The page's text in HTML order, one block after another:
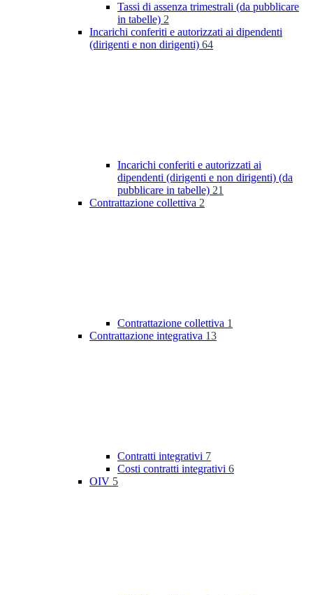
Tassi di assenza trimestrali (da pubblicare
in tabelle) 2
Incarichi conferiti e autorizzati ai dipendenti
(dirigenti e non dirigenti) 64
Incarichi conferiti e autorizzati ai
dipendenti (dirigenti e non dirigenti) (da
pubblicare in tabelle) 21
Contrattazione collettiva 2
Contrattazione collettiva 1
Contrattazione integrativa 13
Contratti integrativi 7
Costi contratti integrativi 6
OIV 5